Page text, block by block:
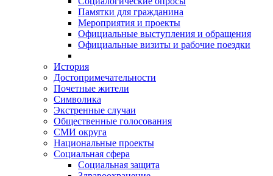
Памятки для гражданина
Мероприятия и проекты
Официальные выступления и обращения
Официальные визиты и рабочие поездки
История
Достопримечательности
Почетные жители
Символика
Экстренные случаи
Общественные голосования
СМИ округа
Национальные проекты
Социальная сфера
Социальная защита